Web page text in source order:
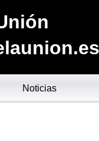
Noticias